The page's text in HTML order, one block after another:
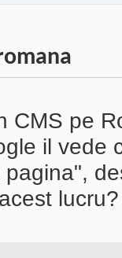
CMS pe
il